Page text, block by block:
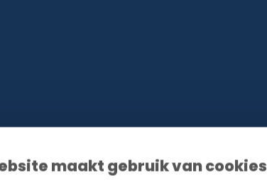
maakt gebruik van cookies